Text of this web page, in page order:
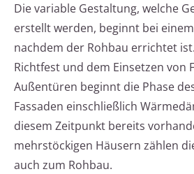
Die variable Gestaltung, welche
erstellt werden, beginnt bei
nachdem der Rohbau errichtet
Richtfest und dem Einsetzen von
Außentüren beginnt die Phase
Fassaden einschließlich
diesem Zeitpunkt bereits
mehrstöckigen Häusern zählen
auch zum Rohbau.